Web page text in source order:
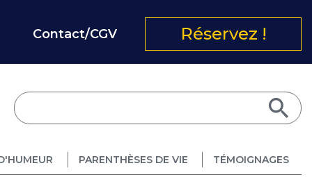
Contact/CGV Réservez !
PARENTHÈSES DE VIE TÉMOIGNAGES